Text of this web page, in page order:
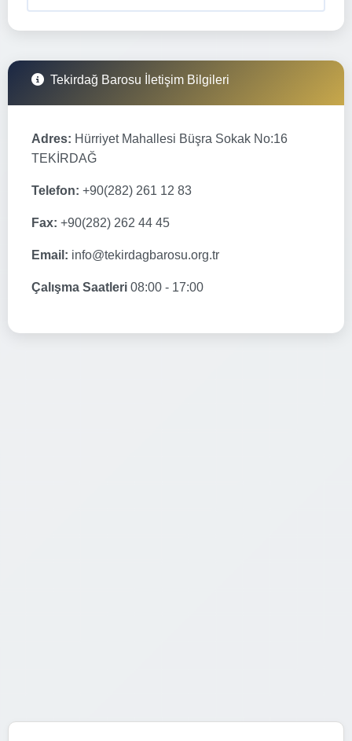
Tekirdağ Barosu İletişim Bilgileri
Adres: Hürriyet Mahallesi Büşra Sokak No:16
TEKİRDAĞ
Telefon: +90(282) 261 12 83
Fax: +90(282) 262 44 45
Email: info@tekirdagbarosu.org.tr
Çalışma Saatleri 08:00 - 17:00